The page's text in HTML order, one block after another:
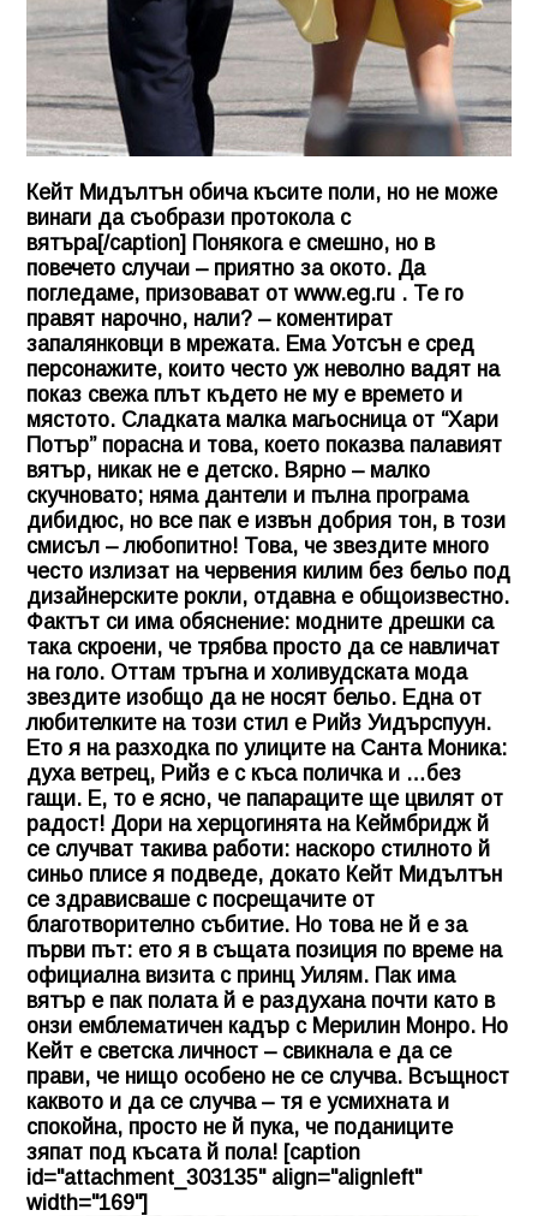
Кейт Мидълтън обича късите поли, но не може
винаги да съобрази протокола с
вятъра[/caption] Понякога е смешно, но в
повечето случаи – приятно за окото. Да
погледаме, призовават от www.eg.ru . Те го
правят нарочно, нали? – коментират
запалянковци в мрежата. Ема Уотсън е сред
персонажите, които често уж неволно вадят на
показ свежа плът където не му е времето и
мястото. Сладката малка магьосница от “Хари
Потър” порасна и това, което показва палавият
вятър, никак не е детско. Вярно – малко
скучновато; няма дантели и пълна програма
дибидюс, но все пак е извън добрия тон, в този
смисъл – любопитно! Това, че звездите много
често излизат на червения килим без бельо под
дизайнерските рокли, отдавна е общоизвестно.
Фактът си има обяснение: модните дрешки са
така скроени, че трябва просто да се навличат
на голо. Оттам тръгна и холивудската мода
звездите изобщо да не носят бельо. Една от
любителките на този стил е Рийз Уидърспуун.
Ето я на разходка по улиците на Санта Моника:
духа ветрец, Рийз е с къса поличка и …без
гащи. Е, то е ясно, че папараците ще цвилят от
радост! Дори на херцогинята на Кеймбридж й
се случват такива работи: наскоро стилното й
синьо плисе я подведе, докато Кейт Мидълтън
се здрависваше с посрещачите от
благотворително събитие. Но това не й е за
първи път: ето я в същата позиция по време на
официална визита с принц Уилям. Пак има
вятър е пак полата й е раздухана почти като в
онзи емблематичен кадър с Мерилин Монро. Но
Кейт е светска личност – свикнала е да се
прави, че нищо особено не се случва. Всъщност
каквото и да се случва – тя е усмихната и
спокойна, просто не й пука, че поданиците
зяпат под късата й пола! [caption
id="attachment_303135" align="alignleft"
width="169"]